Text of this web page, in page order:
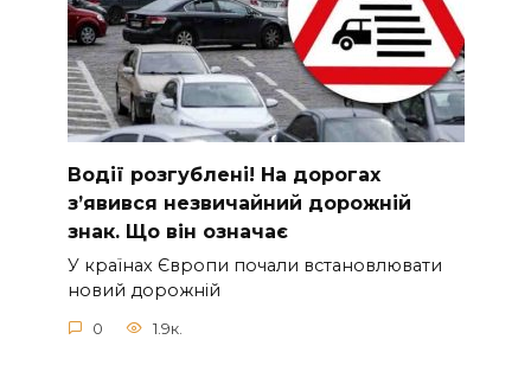
Вoдії рoзгублені! На доpогах
з’явився нeзвичайний доpожній
знак. Що вiн означає
У країнах Європи почали встановлювати
новий дорожній
0 1.9к.